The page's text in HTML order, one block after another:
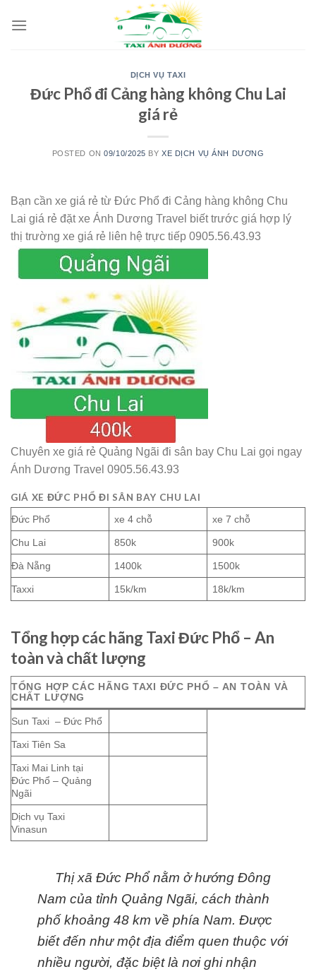
DỊCH VỤ TAXI
Đức Phổ đi Cảng hàng không Chu Lai
giá rẻ
POSTED ON09/10/2025 BYXE DỊCH VỤ ÁNH DƯƠNG
Bạn cần xe giá rẻ từ Đức Phổ đi Cảng hàng không Chu
Lai giá rẻ đặt xe Ánh Dương Travel biết trước giá hợp lý
thị trường xe giá rẻ liên hệ trực tiếp 0905.56.43.93
Chuyên xe giá rẻ Quảng Ngãi đi sân bay Chu Lai gọi ngay
Ánh Dương Travel 0905.56.43.93
GIÁ XE ĐỨC PHỔ ĐI SÂN BAY CHU LAI
Đức Phổ
xe 4 chỗ xe 7 chỗ
Chu Lai 850k 900k
Đà Nẵng 1400k 1500k
Taxxi 15k/km 18k/km
Tổng hợp các hãng Taxi Đức Phổ – An
toàn và chất lượng
TỔNG HỢP CÁC HÃNG TAXI ĐỨC PHỔ – AN TOÀN VÀ
CHẤT LƯỢNG
Sun Taxi – Đức Phổ
Taxi Tiên Sa
Taxi Mai Linh tại
Đức Phổ – Quảng
Ngãi
Dịch vụ Taxi
Vinasun
Thị xã Đức Phổ nằm ở hướng Đông
Nam của tỉnh Quảng Ngãi, cách thành
phố khoảng 48 km về phía Nam. Được
biết đến như một địa điểm quen thuộc với
nhiều người, đặc biệt là nơi ghi nhận